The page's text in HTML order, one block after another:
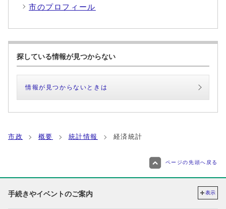
市のプロフィール
探している情報が見つからない
情報が見つからないときは
市政 概要 統計情報 経済統計
ページの先頭へ戻る
手続きやイベントのご案内 表示